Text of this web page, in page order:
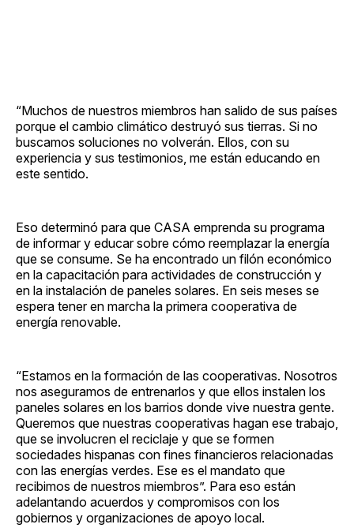
“Muchos de nuestros miembros han salido de sus países
porque el cambio climático destruyó sus tierras. Si no
buscamos soluciones no volverán. Ellos, con su
experiencia y sus testimonios, me están educando en
este sentido.
Eso determinó para que CASA emprenda su programa
de informar y educar sobre cómo reemplazar la energía
que se consume. Se ha encontrado un filón económico
en la capacitación para actividades de construcción y
en la instalación de paneles solares. En seis meses se
espera tener en marcha la primera cooperativa de
energía renovable.
“Estamos en la formación de las cooperativas. Nosotros
nos aseguramos de entrenarlos y que ellos instalen los
paneles solares en los barrios donde vive nuestra gente.
Queremos que nuestras cooperativas hagan ese trabajo,
que se involucren el reciclaje y que se formen
sociedades hispanas con fines financieros relacionadas
con las energías verdes. Ese es el mandato que
recibimos de nuestros miembros”. Para eso están
adelantando acuerdos y compromisos con los
gobiernos y organizaciones de apoyo local.